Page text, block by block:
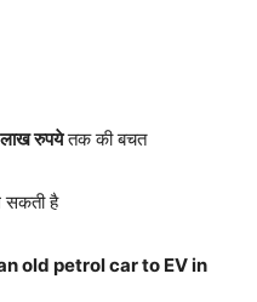
रुपयेतक की बचत
सकती है
old petrol car to EV in